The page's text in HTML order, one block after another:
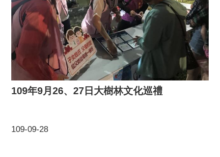
109年9月26、27日大樹林文化巡禮
109-09-28